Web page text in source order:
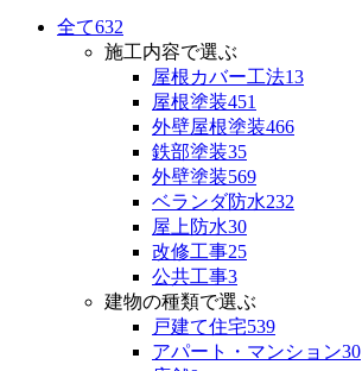
全て632
施工内容で選ぶ
屋根カバー工法13
屋根塗装451
外壁屋根塗装466
鉄部塗装35
外壁塗装569
ベランダ防水232
屋上防水30
改修工事25
公共工事3
建物の種類で選ぶ
戸建て住宅539
アパート・マンション30